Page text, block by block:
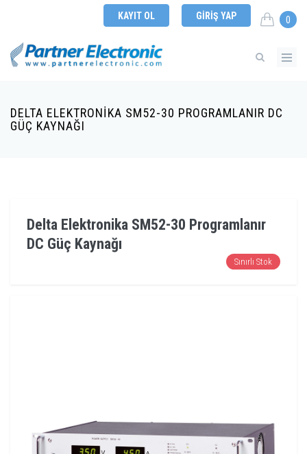
KAYIT OL GIRIŞ YAP 0
DELTA ELEKTRONIKA SM52-30 PROGRAMLANIR DC
GÜÇ KAYNAĞI
Delta Elektronika SM52-30 Programlanır
DC Güç Kaynağı
Sınırlı Stok